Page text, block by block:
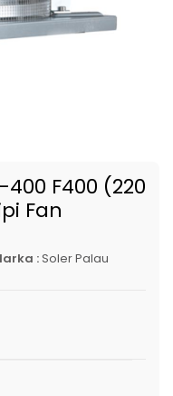
F400 (220
Fan
:Soler Palau